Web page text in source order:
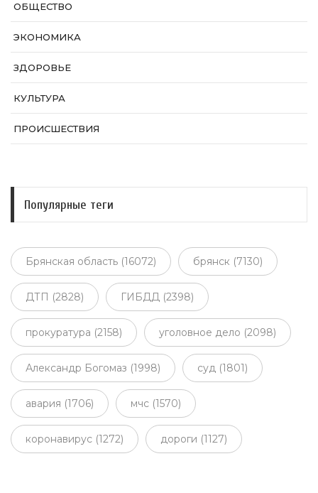
ОБЩЕСТВО
ЭКОНОМИКА
ЗДОРОВЬЕ
КУЛЬТУРА
ПРОИСШЕСТВИЯ
Популярные теги
Брянская область (16072) брянск (7130)
ДТП (2828) ГИБДД (2398)
прокуратура (2158) уголовное дело (2098)
Александр Богомаз (1998) суд (1801)
авария (1706) мчс (1570)
коронавирус (1272) дороги (1127)